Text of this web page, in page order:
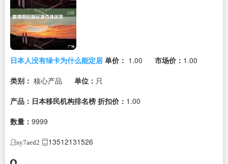
日本人没有绿卡为什么能定居 单价： 1.00 市场价： 1.00
类别： 核心产品 单位： 只
产品：日本移民机构排名榜 折扣价： 1.00
数量： 9999
sy7aed2 13512131526